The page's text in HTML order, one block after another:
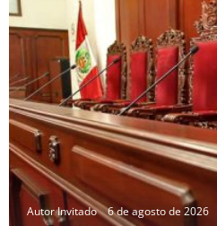
Autor Invitado 6 de agosto de 2026